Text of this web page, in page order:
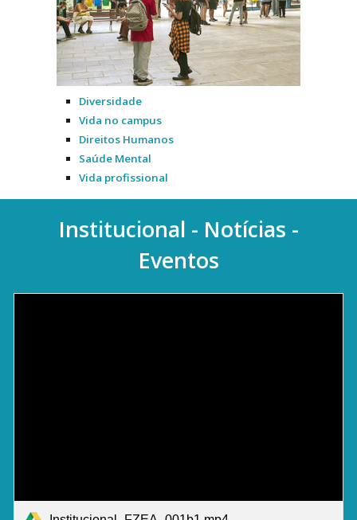
Diversidade
Vida no campus
Direitos Humanos
Saúde Mental
Vida profissional
Institucional - Notícias -
Eventos